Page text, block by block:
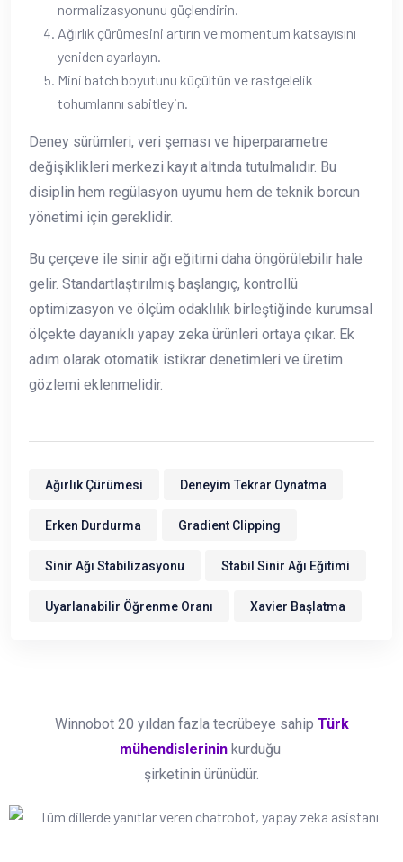
normalizasyonunu güçlendirin.
Ağırlık çürümesini artırın ve momentum katsayısını
yeniden ayarlayın.
Mini batch boyutunu küçültün ve rastgelelik
tohumlarını sabitleyin.
Deney sürümleri, veri şeması ve hiperparametre
değişiklikleri merkezi kayıt altında tutulmalıdır. Bu
disiplin hem regülasyon uyumu hem de teknik borcun
yönetimi için gereklidir.
Bu çerçeve ile sinir ağı eğitimi daha öngörülebilir hale
gelir. Standartlaştırılmış başlangıç, kontrollü
optimizasyon ve ölçüm odaklılık birleştiğinde kurumsal
ölçekte dayanıklı yapay zeka ürünleri ortaya çıkar. Ek
adım olarak otomatik istikrar denetimleri ve üretim
gözlemi eklenmelidir.
Ağırlık Çürümesi Deneyim Tekrar Oynatma
Erken Durdurma Gradient Clipping
Sinir Ağı Stabilizasyonu Stabil Sinir Ağı Eğitimi
Uyarlanabilir Öğrenme Oranı Xavier Başlatma
Winnobot 20 yıldan fazla tecrübeye sahip Türk
mühendislerininkurduğu
şirketinin ürünüdür.